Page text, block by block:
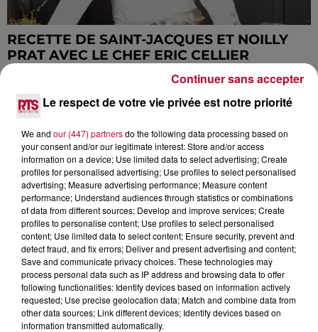
RECETTE DE SAINT-JACQUES ET NOILLY
PRAT AVEC LE CHEF ERIC CELLIER
UN VOTE POUR L'AVENIR : LA RÉGION
OCCITANIE INVESTIT 2,3 MILLIONS...
Le respect de votre vie privée est notre priorité
We and our (447) partnersdo the following data processing based on
your consent and/or our legitimate interest: Store and/or access
information on a device; Use limited data to select advertising; Create
profiles for personalised advertising; Use profiles to select personalised
advertising; Measure advertising performance; Measure content
performance; Understand audiences through statistics or combinations
of data from different sources; Develop and improve services; Create
profiles to personalise content; Use profiles to select personalised
content; Use limited data to select content; Ensure security, prevent and
detect fraud, and fix errors; Deliver and present advertising and content;
Save and communicate privacy choices. These technologies may
process personal data such as IP address and browsing data to offer
following functionalities: Identify devices based on information actively
requested; Use precise geolocation data; Match and combine data from
other data sources; Link different devices; Identify devices based on
information transmitted automatically.
Continuer sans accepter